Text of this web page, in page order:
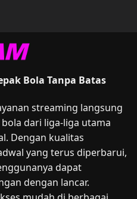
Bola Tanpa Batas
streaming langsung
dari liga-liga utama
Dengan kualitas
yang terus diperbarui,
dapat
dengan lancar.